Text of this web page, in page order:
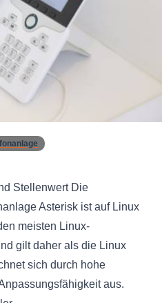
Stellenwert Die
Asterisk ist auf Linux
meisten Linux-
gilt daher als die Linux
sich durch hohe
aus.